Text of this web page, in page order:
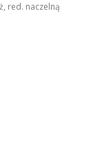
red. naczelną